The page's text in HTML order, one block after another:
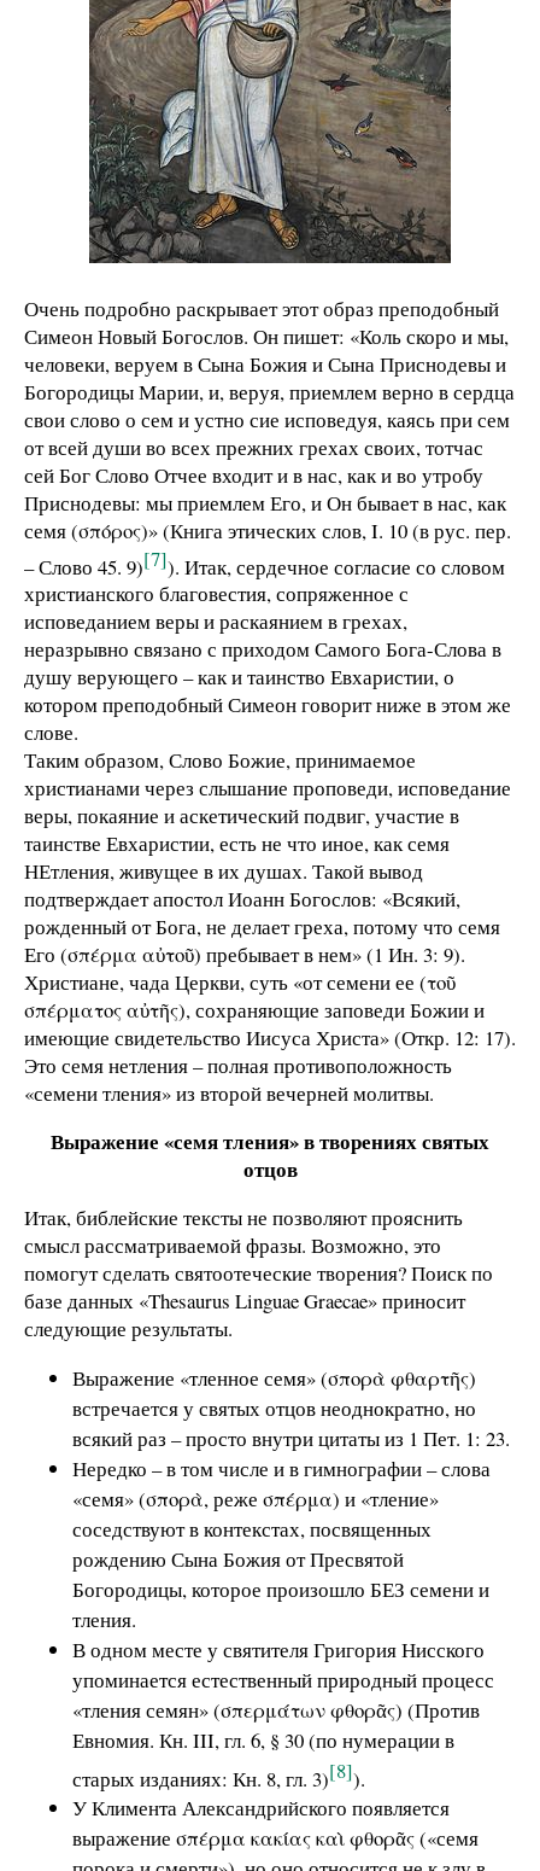
Очень подробно раскрывает этот образ преподобный
Симеон Новый Богослов. Он пишет: «Коль скоро и мы,
человеки, веруем в Сына Божия и Сына Приснодевы и
Богородицы Марии, и, веруя, приемлем верно в сердца
свои слово о сем и устно сие исповедуя, каясь при сем
от всей души во всех прежних грехах своих, тотчас
сей Бог Слово Отчее входит и в нас, как и во утробу
Приснодевы: мы приемлем Его, и Он бывает в нас, как
семя (σπόρος)» (Книга этических слов, Ι. 10 (в рус. пер.
– Слово 45. 9)[7]). Итак, сердечное согласие со словом
христианского благовестия, сопряженное с
исповеданием веры и раскаянием в грехах,
неразрывно связано с приходом Самого Бога-Слова в
душу верующего – как и таинство Евхаристии, о
котором преподобный Симеон говорит ниже в этом же
слове.
Таким образом, Слово Божие, принимаемое
христианами через слышание проповеди, исповедание
веры, покаяние и аскетический подвиг, участие в
таинстве Евхаристии, есть не что иное, как семя
НЕтления, живущее в их душах. Такой вывод
подтверждает апостол Иоанн Богослов: «Всякий,
рожденный от Бога, не делает греха, потому что семя
Его (σπέρμα αὐτοῦ) пребывает в нем» (1 Ин. 3: 9).
Христиане, чада Церкви, суть «от семени ее (τοῦ
σπέρματος αὐτῆς), сохраняющие заповеди Божии и
имеющие свидетельство Иисуса Христа» (Откр. 12: 17).
Это семя нетления – полная противоположность
«семени тления» из второй вечерней молитвы.
Выражение «семя тления» в творениях святых
отцов
Итак, библейские тексты не позволяют прояснить
смысл рассматриваемой фразы. Возможно, это
помогут сделать святоотеческие творения? Поиск по
базе данных «Thesaurus Linguae Graecae» приносит
следующие результаты.
Выражение «тленное семя» (σπορὰ φθαρτῆς)
встречается у святых отцов неоднократно, но
всякий раз – просто внутри цитаты из 1 Пет. 1: 23.
Нередко – в том числе и в гимнографии – слова
«семя» (σπορὰ, реже σπέρμα) и «тление»
соседствуют в контекстах, посвященных
рождению Сына Божия от Пресвятой
Богородицы, которое произошло БЕЗ семени и
тления.
В одном месте у святителя Григория Нисского
упоминается естественный природный процесс
«тления семян» (σπερμάτων φθορᾶς) (Против
Евномия. Кн. ΙΙΙ, гл. 6, § 30 (по нумерации в
старых изданиях: Кн. 8, гл. 3)[8]).
У Климента Александрийского появляется
выражение σπέρμα κακίας καὶ φθορᾶς («семя